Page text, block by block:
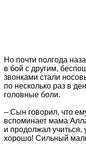
Но почти полгода
в бой с другим,
звонками стали
по несколько раз в
головные боли.
– Сын говорил, что
вспоминает мама
и продолжал учиться,
хорошо! Сильный